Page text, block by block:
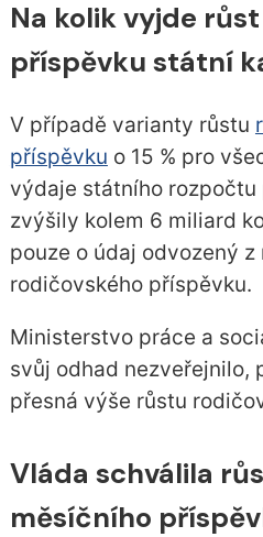
Na kolik vyjde
příspěvku státní
V případě varianty růstu
příspěvku o 15 % pro
výdaje státního
zvýšily kolem 6 miliard
pouze o údaj odvozený z
rodičovského příspěvku.
Ministerstvo práce a
svůj odhad nezveřejnilo,
přesná výše růstu
Vláda schválila
měsíčního